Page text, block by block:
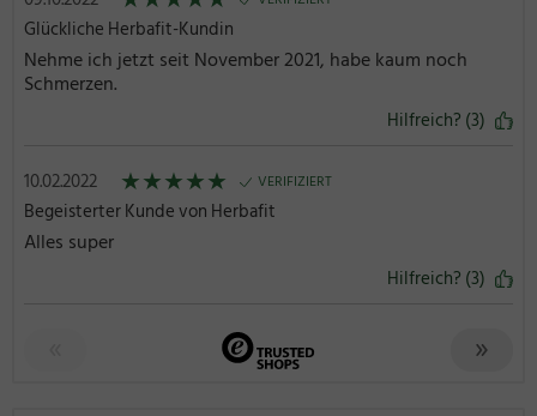
Glückliche Herbafit-Kundin
Nehme ich jetzt seit November 2021, habe kaum noch
Schmerzen.
Hilfreich? (3)
10.02.2022 ★★★★★ VERIFIZIERT
Begeisterter Kunde von Herbafit
Alles super
Hilfreich? (3)